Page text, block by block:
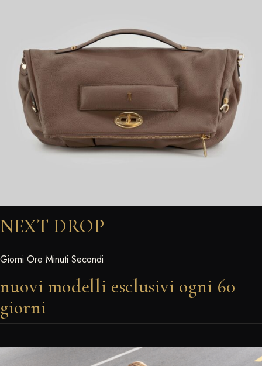
NEXT DROP
Giorni Ore Minuti Secondi
nuovi modelli esclusivi ogni 60
giorni